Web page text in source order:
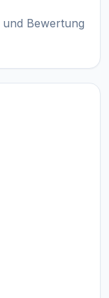
Bewertung